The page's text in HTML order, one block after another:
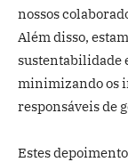
nossos
Além disso,
sustentabilidade
minimizando os
responsáveis de
Estes